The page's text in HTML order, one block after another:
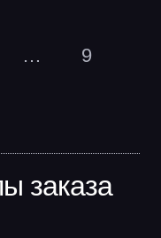
… 9
заказа